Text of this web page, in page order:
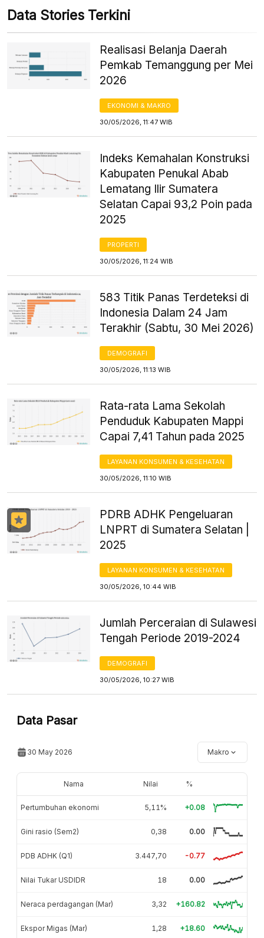
Data Stories Terkini
Realisasi Belanja Daerah
Pemkab Temanggung per Mei
2026
EKONOMI & MAKRO
30/05/2026, 11:47 WIB
Indeks Kemahalan Konstruksi
Kabupaten Penukal Abab
Lematang Ilir Sumatera
Selatan Capai 93,2 Poin pada
2025
PROPERTI
30/05/2026, 11:24 WIB
583 Titik Panas Terdeteksi di
Indonesia Dalam 24 Jam
Terakhir (Sabtu, 30 Mei 2026)
DEMOGRAFI
30/05/2026, 11:13 WIB
Rata-rata Lama Sekolah
Penduduk Kabupaten Mappi
Capai 7,41 Tahun pada 2025
LAYANAN KONSUMEN & KESEHATAN
30/05/2026, 11:10 WIB
PDRB ADHK Pengeluaran
LNPRT di Sumatera Selatan |
2025
LAYANAN KONSUMEN & KESEHATAN
30/05/2026, 10:44 WIB
Jumlah Perceraian di Sulawesi
Tengah Periode 2019-2024
DEMOGRAFI
30/05/2026, 10:27 WIB
Data Pasar
30 May 2026 Makro
Nama Nilai %
Pertumbuhan ekonomi 5,11% +0.08
Gini rasio (Sem2) 0,38 0.00
PDB ADHK (Q1) 3.447,70 -0.77
Nilai Tukar USDIDR 18 0.00
Neraca perdagangan (Mar) 3,32 +160.82
Ekspor Migas (Mar) 1,28 +18.60